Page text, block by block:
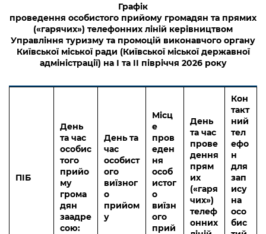
Графік
проведення особистого прийому громадян та прямих
(«гарячих») телефонних ліній керівництвом
Управління туризму та промоцій виконавчого органу
Київської міської ради (Київської міської державної
адміністрації) на І та ІІ півріччя 2026 року
ПІБ
День
та час
особис
того
прийо
му
грома
дян
заадре
сою:
День та
час
особист
ого
виїзног
о
прийом
у
Місц
е
пров
еден
ня
особ
истог
о
виїзн
ого
прий
День
та час
прове
дення
прям
их
(«гаря
чих»)
телеф
онних
Кон
такт
ний
тел
ефо
н
для
зап
ису
на
осо
бис